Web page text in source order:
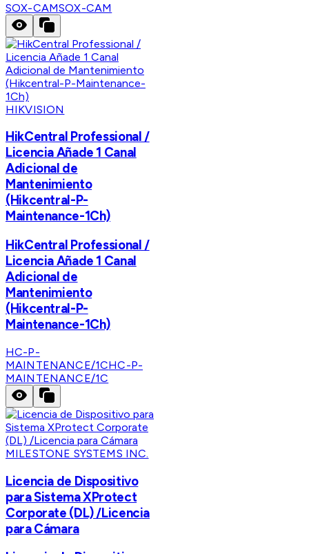
SOX-CAMSOX-CAM
HIKVISION
HikCentral Professional /
Licencia Añade 1 Canal
Adicional de
Mantenimiento
(Hikcentral-P-
Maintenance-1Ch)
HikCentral Professional /
Licencia Añade 1 Canal
Adicional de
Mantenimiento
(Hikcentral-P-
Maintenance-1Ch)
HC-P-
MAINTENANCE/1CHC-P-
MAINTENANCE/1C
MILESTONE SYSTEMS INC.
Licencia de Dispositivo
para Sistema XProtect
Corporate (DL) /Licencia
para Cámara